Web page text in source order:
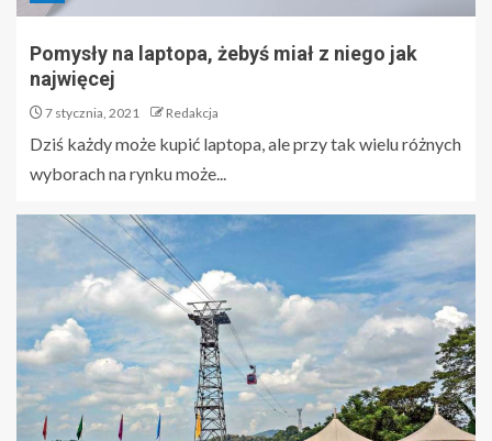
Pomysły na laptopa, żebyś miał z niego jak
najwięcej
7 stycznia, 2021 Redakcja
Dziś każdy może kupić laptopa, ale przy tak wielu różnych
wyborach na rynku może...